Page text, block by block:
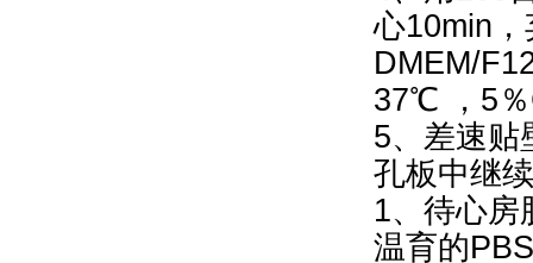
心10min
DMEM/
37℃ ，5
5、差速贴
孔板中继
1、待心房
温育的